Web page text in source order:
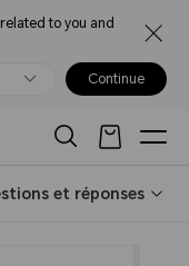
to you and
Continue
et réponses